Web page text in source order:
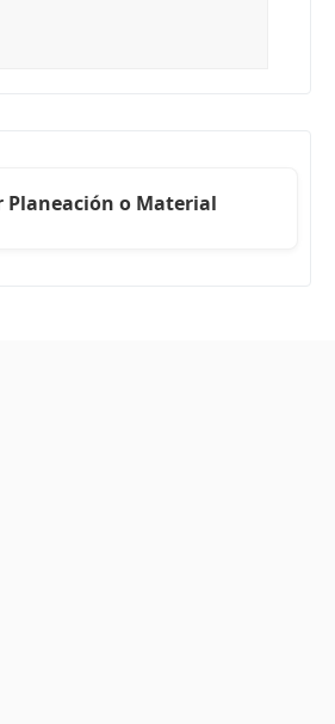
Planeación o Material